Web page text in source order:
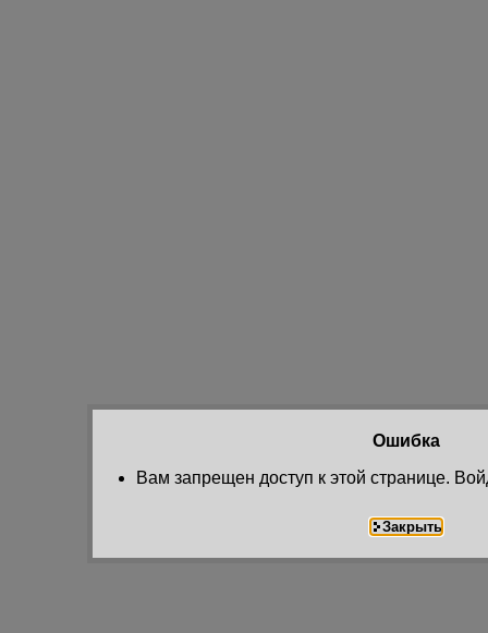
Ошибка
Вам запрещен доступ к этой странице.